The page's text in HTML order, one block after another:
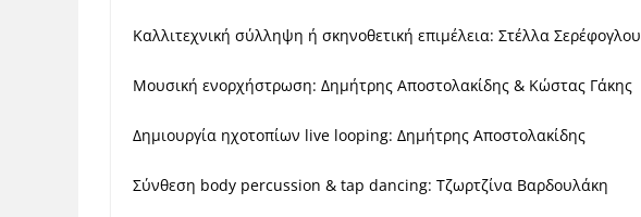
Καλλιτεχνική σύλληψη ή σκηνοθετική επιμέλεια: Στέλλα Σερέφογλου
Μουσική ενορχήστρωση: Δημήτρης Αποστολακίδης & Κώστας Γάκης
Δημιουργία ηχοτοπίων live looping: Δημήτρης Αποστολακίδης
Σύνθεση body percussion & tap dancing: Τζωρτζίνα Βαρδουλάκη